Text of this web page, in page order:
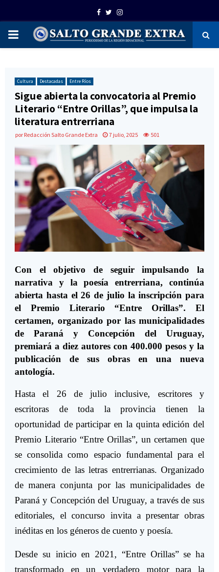
Facebook
TwitterInstagram
PRIMARY
Cultura Destacadas Entre Ríos
Sigue abierta la convocatoria al Premio
Literario “Entre Orillas”, que impulsa la
literatura entrerriana
por Redacción Salto Grande Extra 7 julio, 2025 501
Con el objetivo de seguir impulsando la
narrativa y la poesía entrerriana, continúa
abierta hasta el 26 de julio la inscripción para
el Premio Literario “Entre Orillas”. El
certamen, organizado por las municipalidades
de Paraná y Concepción del Uruguay,
premiará a diez autores con 400.000 pesos y la
publicación de sus obras en una nueva
antología.
Hasta el 26 de julio inclusive, escritores y
escritoras de toda la provincia tienen la
oportunidad de participar en la quinta edición del
Premio Literario “Entre Orillas”, un certamen que
se consolida como espacio fundamental para el
crecimiento de las letras entrerrianas. Organizado
de manera conjunta por las municipalidades de
Paraná y Concepción del Uruguay, a través de sus
editoriales, el concurso invita a presentar obras
inéditas en los géneros de cuento y poesía.
Desde su inicio en 2021, “Entre Orillas” se ha
transformado en un verdadero motor para la